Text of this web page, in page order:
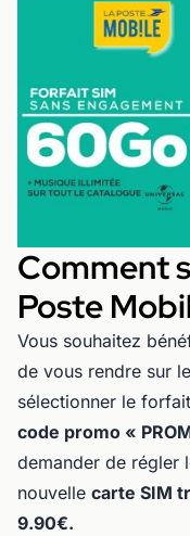
Comment
Poste
Vous souhaitez
de vous rendre sur
sélectionner le
code promo «
demander de régler
nouvelle carte SIM
9.90€.